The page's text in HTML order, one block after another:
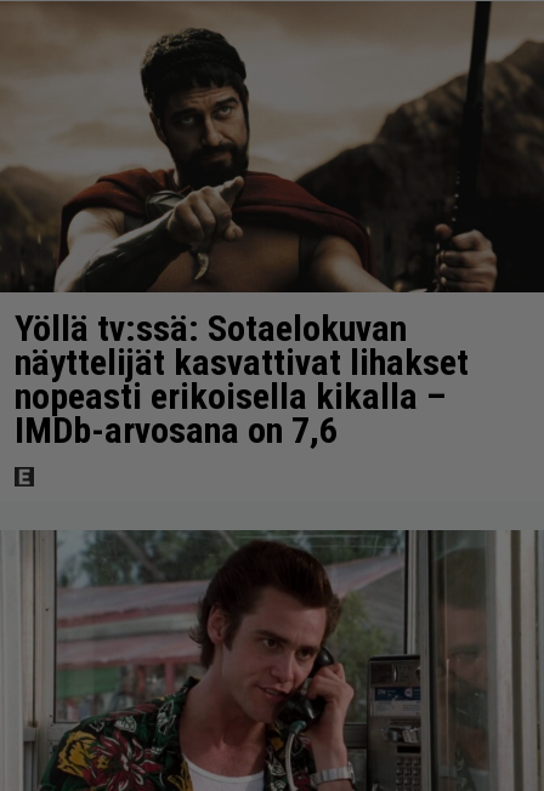
Yöllä tv:ssä: Sotaelokuvan
näyttelijät kasvattivat lihakset
nopeasti erikoisella kikalla –
IMDb-arvosana on 7,6